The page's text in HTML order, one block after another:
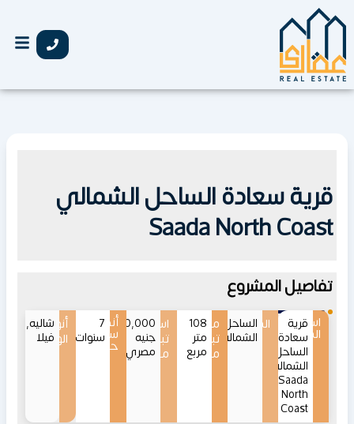
تخطي
إلى
قرية سعادة الساحل الشمالي
Saada North Coast
تفاصيل المشروع
اسم
المشروع
قرية
سعادة
الساحل
الشمالي
Saada
North
Coast
الموقع
الساحل
الشمالي
مساحات
تبدأ
من
108
متر
مربع
اسعار
تبدأ
من
22,000,000
جنيه
مصري
أنظمة
سداد
حتى
7
سنوات
أنواع
الوحدات
شاليه,
فيلا